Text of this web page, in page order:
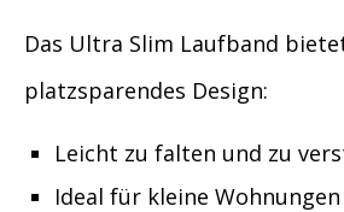
Das Ultra Slim Laufband
platzsparendes Design:
Leicht zu falten und zu
Ideal für kleine